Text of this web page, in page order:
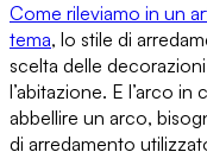
Come rileviamo in un
tema, lo stile di
scelta delle
l’abitazione. E l’arco
abbellire un arco,
di arredamento